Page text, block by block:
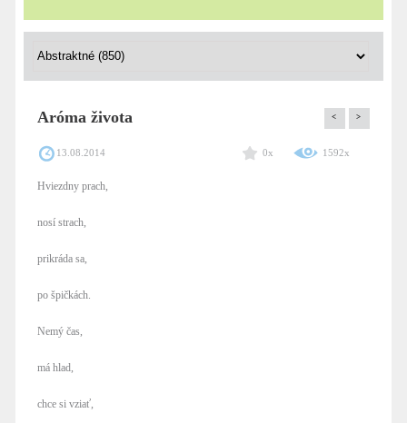
Aróma života < >
13.08.2014 0x 1592x
Hviezdny prach,
nosí strach,
prikráda sa,
po špičkách.
Nemý čas,
má hlad,
chce si vziať,